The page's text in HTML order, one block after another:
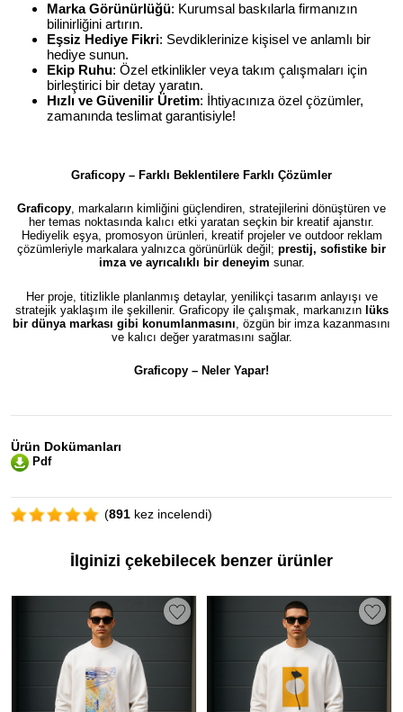
Marka Görünürlüğü: Kurumsal baskılarla firmanızın
bilinirliğini artırın.
Eşsiz Hediye Fikri: Sevdiklerinize kişisel ve anlamlı bir
hediye sunun.
Ekip Ruhu: Özel etkinlikler veya takım çalışmaları için
birleştirici bir detay yaratın.
Hızlı ve Güvenilir Üretim: İhtiyacınıza özel çözümler,
zamanında teslimat garantisiyle!
Graficopy – Farklı Beklentilere Farklı Çözümler
Graficopy, markaların kimliğini güçlendiren, stratejilerini dönüştüren ve
her temas noktasında kalıcı etki yaratan seçkin bir kreatif ajanstır.
Hediyelik eşya, promosyon ürünleri, kreatif projeler ve outdoor reklam
çözümleriyle markalara yalnızca görünürlük değil; prestij, sofistike bir
imza ve ayrıcalıklı bir deneyim sunar.
Her proje, titizlikle planlanmış detaylar, yenilikçi tasarım anlayışı ve
stratejik yaklaşım ile şekillenir. Graficopy ile çalışmak, markanızın lüks
bir dünya markası gibi konumlanmasını , özgün bir imza kazanmasını
ve kalıcı değer yaratmasını sağlar.
Graficopy – Neler Yapar!
Ürün Dokümanları
Pdf
(891 kez incelendi)
İlginizi çekebilecek benzer ürünler